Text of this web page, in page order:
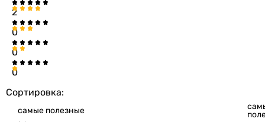
Увидели ошибку в описании или характеристиках?
Сообщите нам об этом!
Сообщить об ошибке
2
0
0
0
Сортировка:
самые полезные